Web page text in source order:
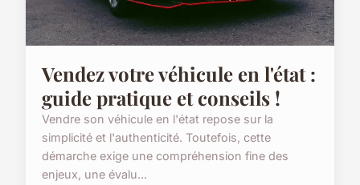
Vendez votre véhicule en l'état :
guide pratique et conseils !
Vendre son véhicule en l'état repose sur la
simplicité et l'authenticité. Toutefois, cette
démarche exige une compréhension fine des
enjeux, une évalu...